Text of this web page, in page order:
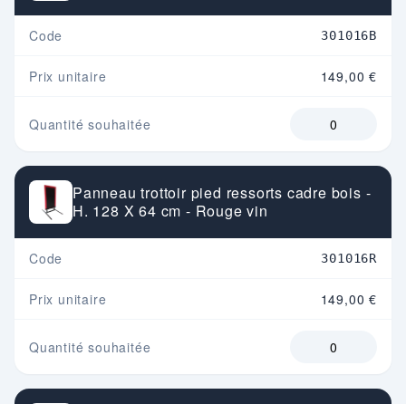
Code 301016B
Prix unitaire 149,00 €
Quantité souhaitée
Panneau trottoir pied ressorts cadre bois -
H. 128 X 64 cm - Rouge vin
Code 301016R
Prix unitaire 149,00 €
Quantité souhaitée